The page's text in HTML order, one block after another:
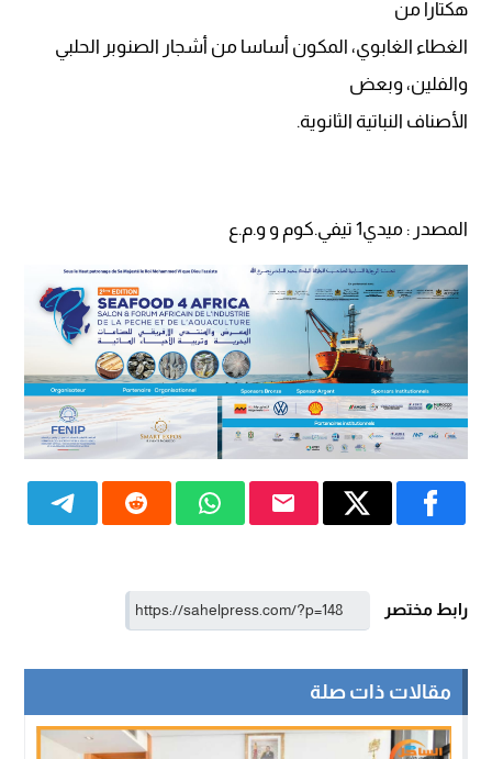
هكتارا من
الغطاء الغابوي، المكون أساسا من أشجار الصنوبر الحلبي
والفلين، وبعض
الأصناف النباتية الثانوية.
المصدر : ميدي1 تيفي.كوم و و.م.ع
رابط مختصر
مقالات ذات صلة